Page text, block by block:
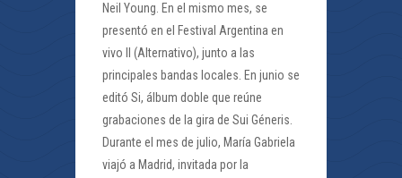
Neil Young. En el mismo mes, se
presentó en el Festival Argentina en
vivo II (Alternativo), junto a las
principales bandas locales. En junio se
editó Si, álbum doble que reúne
grabaciones de la gira de Sui Géneris.
Durante el mes de julio, María Gabriela
viajó a Madrid, invitada por la